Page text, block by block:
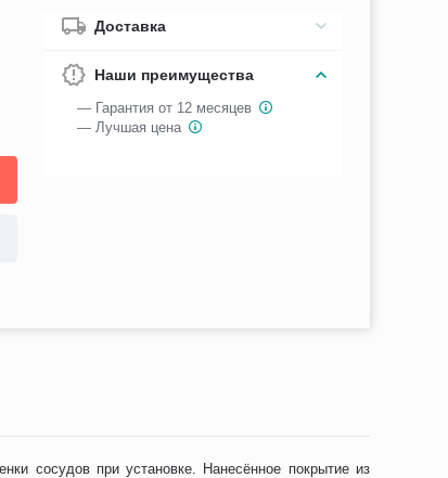
Доставка
Наши преимущества
— Гарантия от 12 месяцев
— Лучшая цена
сосудов при установке. Нанесённое покрытие из